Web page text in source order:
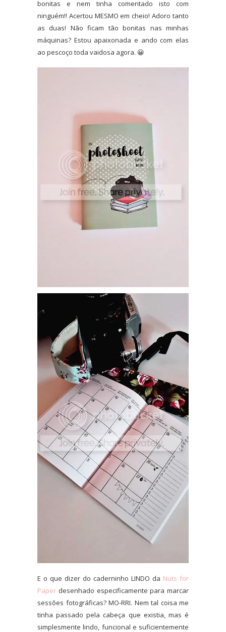
bonitas e nem tinha comentado isto com
ninguém!! Acertou MESMO em cheio! Adoro tanto
as duas! Não ficam tão bonitas nas minhas
máquinas? Estou apaixonada e ando com elas
ao pescoço toda vaidosa agora. 😀
E o que dizer do caderninho LINDO da Nuts for
Paper desenhado especificamente para marcar
sessões fotográficas? MO-RRI. Nem tal coisa me
tinha passado pela cabeça que existia, mas é
simplesmente lindo, funcional e suficientemente